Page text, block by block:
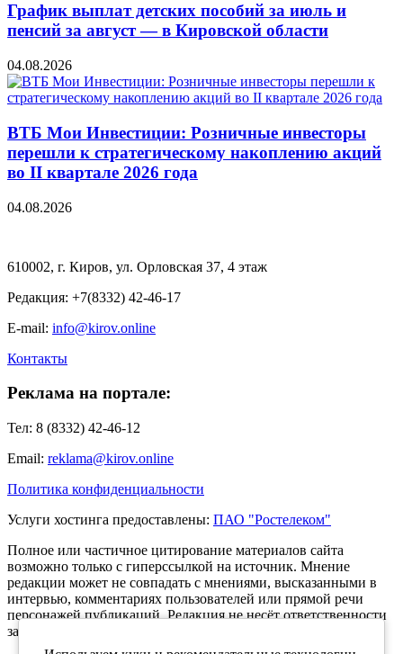
График выплат детских пособий за июль и
пенсий за август — в Кировской области
04.08.2026
ВТБ Мои Инвестиции: Розничные инвесторы
перешли к стратегическому накоплению акций
во II квартале 2026 года
04.08.2026
610002, г. Киров, ул. Орловская 37, 4 этаж
Редакция: +7(8332) 42-46-17
E-mail: info@kirov.online
Контакты
Реклама на портале:
Тел: 8 (8332) 42-46-12
Email: reklama@kirov.online
Политика конфиденциальности
Услуги хостинга предоставлены: ПАО "Ростелеком"
Полное или частичное цитирование материалов сайта
возможно только с гиперссылкой на источник. Мнение
редакции может не совпадать с мнениями, высказанными в
интервью, комментариях пользователей или прямой речи
персонажей публикаций. Редакция не несёт ответственности
за текст комментариев читателей.